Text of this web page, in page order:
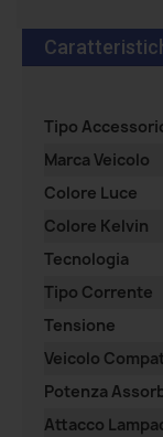
Tipo
Marca Veicolo
Colore Luce
Colore Kelvin
Tecnologia
Tipo Corrente
Tensione
Veicolo
Potenza
Attacco